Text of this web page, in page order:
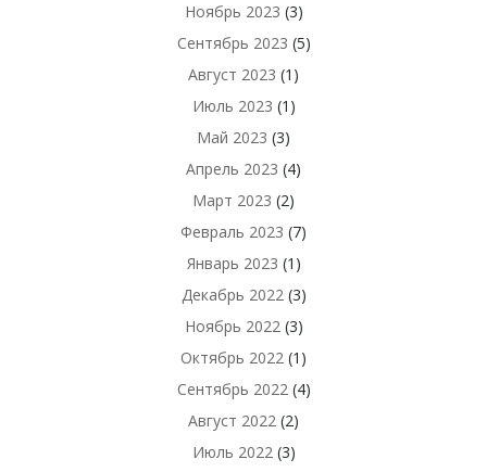
Ноябрь 2023 (3)
Сентябрь 2023 (5)
Август 2023 (1)
Июль 2023 (1)
Май 2023 (3)
Апрель 2023 (4)
Март 2023 (2)
Февраль 2023 (7)
Январь 2023 (1)
Декабрь 2022(3)
Ноябрь 2022(3)
Октябрь 2022 (1)
Сентябрь 2022(4)
Август 2022 (2)
Июль 2022(3)